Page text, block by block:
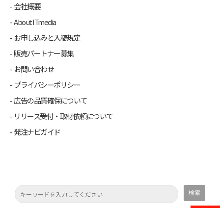
会社概要
About ITmedia
お申し込みと入稿規定
販売パートナー募集
お問い合わせ
プライバシーポリシー
広告の品質確保について
リリース受付・取材依頼について
発注ナビガイド